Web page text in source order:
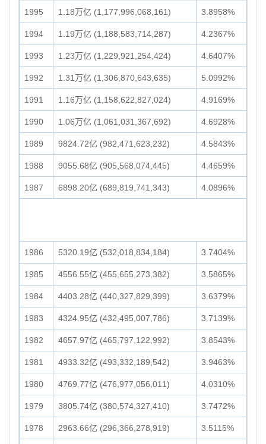
1995 1.18万亿 (1,177,996,068,161) 3.8958%
1994 1.19万亿 (1,188,583,714,287) 4.2367%
1993 1.23万亿 (1,229,921,254,424) 4.6407%
1992 1.31万亿 (1,306,870,643,635) 5.0992%
1991 1.16万亿 (1,158,622,827,024) 4.9169%
1990 1.06万亿 (1,061,031,367,692) 4.6928%
1989 9824.72亿 (982,471,623,232) 4.5843%
1988 9055.68亿 (905,568,074,445) 4.4659%
1987 6898.20亿 (689,819,741,343) 4.0896%
1986 5320.19亿 (532,018,834,184) 3.7404%
1985 4556.55亿 (455,655,273,382) 3.5865%
1984 4403.28亿 (440,327,829,399) 3.6379%
1983 4324.95亿 (432,495,007,786) 3.7139%
1982 4657.97亿 (465,797,122,992) 3.8543%
1981 4933.32亿 (493,332,189,542) 3.9463%
1980 4769.77亿 (476,977,056,011) 4.0310%
1979 3805.74亿 (380,574,327,410) 3.7472%
1978 2963.66亿 (296,366,278,919) 3.5115%